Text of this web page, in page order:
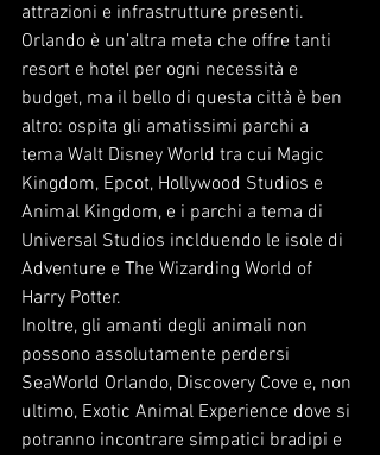
attrazioni e infrastrutture presenti.
Orlando è un’altra meta che offre tanti
resort e hotel per ogni necessità e
budget, ma il bello di questa città è ben
altro: ospita gli amatissimi parchi a
tema Walt Disney World tra cui Magic
Kingdom, Epcot, Hollywood Studios e
Animal Kingdom, e i parchi a tema di
Universal Studios inclduendo le isole di
Adventure e The Wizarding World of
Harry Potter.
Inoltre, gli amanti degli animali non
possono assolutamente perdersi
SeaWorld Orlando, Discovery Cove e, non
ultimo, Exotic Animal Experience dove si
potranno incontrare simpatici bradipi e